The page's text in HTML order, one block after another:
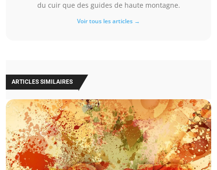
du cuir que des guides de haute montagne.
Voir tous les articles →
ARTICLES SIMILAIRES